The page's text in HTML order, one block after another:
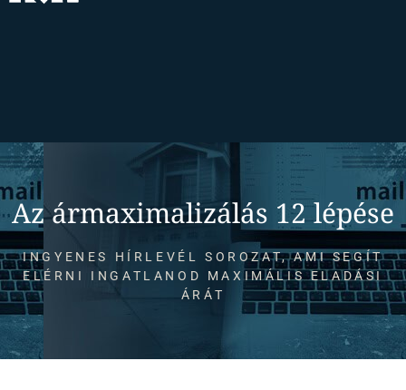
Az ármaximalizálás 12 lépése
INGYENES HÍRLEVÉL SOROZAT, AMI SEGÍT
ELÉRNI INGATLANOD MAXIMÁLIS ELADÁSI
ÁRÁT